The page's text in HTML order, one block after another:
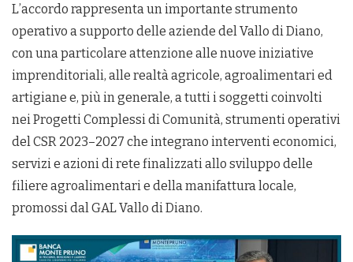
L’accordo rappresenta un importante strumento
operativo a supporto delle aziende del Vallo di Diano,
con una particolare attenzione alle nuove iniziative
imprenditoriali, alle realtà agricole, agroalimentari ed
artigiane e, più in generale, a tutti i soggetti coinvolti
nei Progetti Complessi di Comunità, strumenti operativi
del CSR 2023–2027 che integrano interventi economici,
servizi e azioni di rete finalizzati allo sviluppo delle
filiere agroalimentari e della manifattura locale,
promossi dal GAL Vallo di Diano.